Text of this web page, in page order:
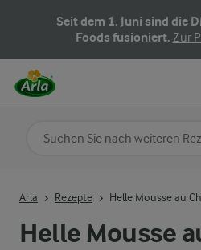
Seit dem 1. Juni sind die
Foods fusioniert. Zur
Helle Mousse
Arla Rezepte Helle Mousse au
Nach Kategorie suchen